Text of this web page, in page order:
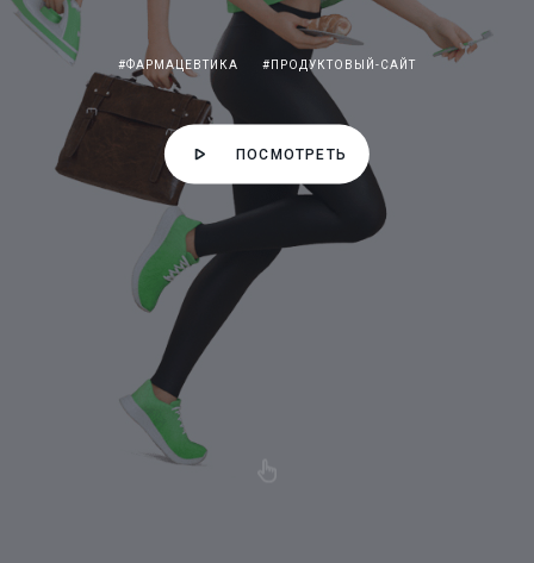
#ФАРМАЦЕВТИКА #ПРОДУКТОВЫЙ-САЙТ
ПОСМОТРЕТЬ